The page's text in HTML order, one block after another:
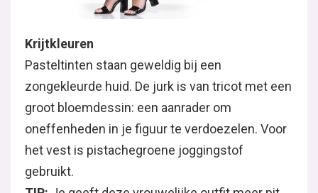
Krijtkleuren
Pasteltinten staan geweldig bij een
zongekleurde huid. De jurk is van tricot met een
groot bloemdessin: een aanrader om
oneffenheden in je figuur te verdoezelen. Voor
het vest is pistachegroene joggingstof
gebruikt.